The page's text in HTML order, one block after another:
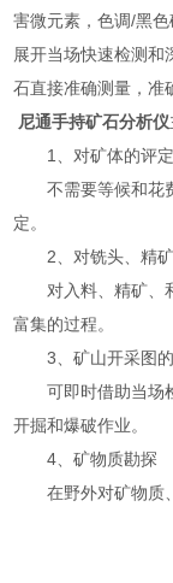
害微元素，色调/黑
展开当场快速检测和
石直接准确测量，准
尼通手持矿石分析仪
1、对矿体的评定
不需要等候和花费
定。
2、对铣头、精矿
对入料、精矿、和
富集的过程。
3、矿山开采图的
可即时借助当场检
开掘和爆破作业。
4、矿物质勘探
在野外对矿物质、